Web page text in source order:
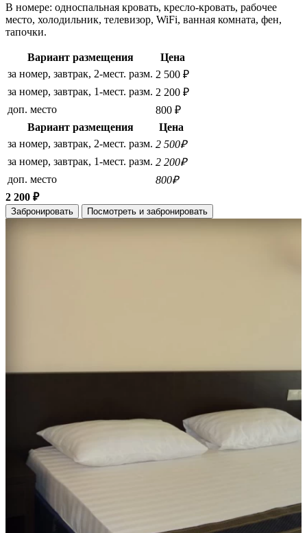
В номере: односпальная кровать, кресло-кровать, рабочее
место, холодильник, телевизор, WiFi, ванная комната, фен,
тапочки.
Вариант размещения
Цена
за номер, завтрак, 2-мест. разм. 2 500 ₽
за номер, завтрак, 1-мест. разм. 2 200 ₽
доп. место
800 ₽
Вариант размещения
Цена
за номер, завтрак, 2-мест. разм. 2 500₽
за номер, завтрак, 1-мест. разм. 2 200₽
доп. место
800₽
2 200 ₽
Забронировать Посмотреть и забронировать